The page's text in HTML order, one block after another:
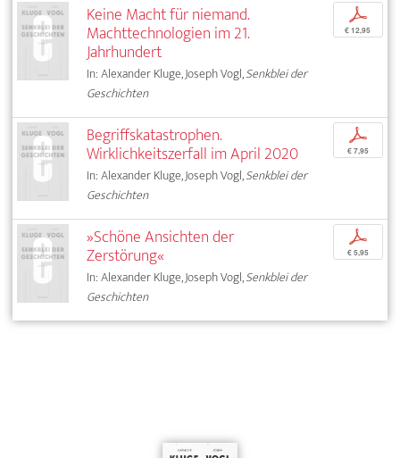
Keine Macht für niemand.
Machttechnologien im 21.
Jahrhundert
In: Alexander Kluge, Joseph Vogl,Senkblei der
Geschichten
p
€ 12,95
Begriffskatastrophen.
Wirklichkeitszerfall im April 2020
In: Alexander Kluge, Joseph Vogl,Senkblei der
Geschichten
p
€ 7,95
»Schöne Ansichten der
Zerstörung«
In: Alexander Kluge, Joseph Vogl,Senkblei der
Geschichten
p
€ 5,95